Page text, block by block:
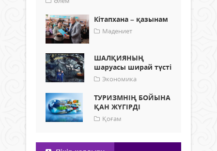
Кітапхана – қазынам
Мәдениет
ШАЛҚИЯНЫҢ
шаруасы ширай түсті
Экономика
ТУРИЗМНІҢ БОЙЫНА
ҚАН ЖҮГІРДІ
Қоғам